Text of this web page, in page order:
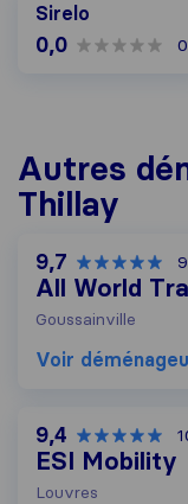
Sirelo
0,0 0
Autres
Thillay
9,7
All World
Goussainville
Voir
9,4
ESI Mobility
Louvres